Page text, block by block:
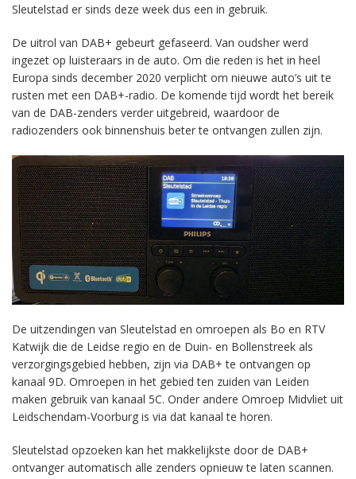
Sleutelstad er sinds deze week dus een in gebruik.
De uitrol van DAB+ gebeurt gefaseerd. Van oudsher werd
ingezet op luisteraars in de auto. Om die reden is het in heel
Europa sinds december 2020 verplicht om nieuwe auto’s uit te
rusten met een DAB+-radio. De komende tijd wordt het bereik
van de DAB-zenders verder uitgebreid, waardoor de
radiozenders ook binnenshuis beter te ontvangen zullen zijn.
De uitzendingen van Sleutelstad en omroepen als Bo en RTV
Katwijk die de Leidse regio en de Duin- en Bollenstreek als
verzorgingsgebied hebben, zijn via DAB+ te ontvangen op
kanaal 9D. Omroepen in het gebied ten zuiden van Leiden
maken gebruik van kanaal 5C. Onder andere Omroep Midvliet uit
Leidschendam-Voorburg is via dat kanaal te horen.
Sleutelstad opzoeken kan het makkelijkste door de DAB+
ontvanger automatisch alle zenders opnieuw te laten scannen.